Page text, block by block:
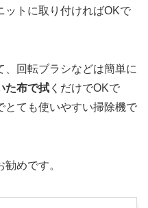
ットに取り付ければOKで
、回転ブラシなどは簡単に
た布で拭くだけでOKで
とても使いやすい掃除機で
めです。